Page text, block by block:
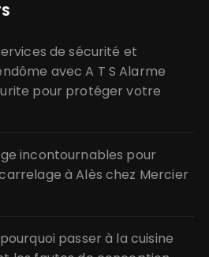
de sécurité et
avec A T S Alarme
pour protéger votre
incontournables pour
à Alès chez Mercier
passer à la cuisine